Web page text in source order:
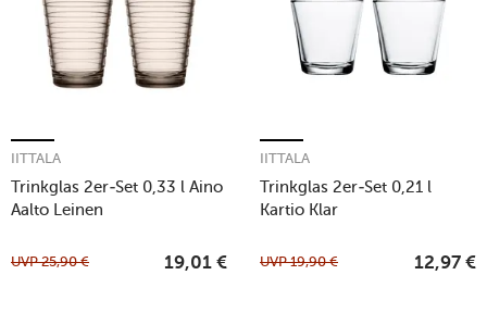
Trinkglas 2er-Set 0,33 l Aino
Aalto Leinen
IITTALA
UVP25,90 € 19,01 €
Trinkglas 2er-Set 0,21 l
Kartio Klar
IITTALA
UVP19,90 € 12,97 €